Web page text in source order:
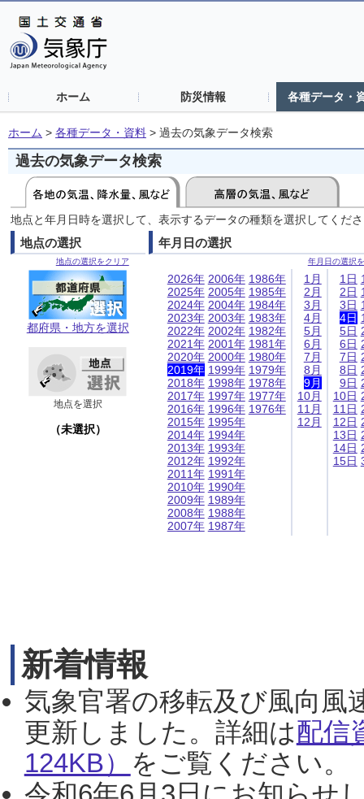
ホーム 防災情報 各種データ・
ホーム > 各種データ・資料 > 過去の気象データ検索
過去の気象データ検索
地点と年月日時を選択して、表示するデータの種類を選択してくだ
地点の選択
地点の選択をクリア
都府県・地方を選択
地点を選択
（未選択）
年月日の選択
年月日の選択
2026年
2025年
2024年
2023年
2022年
2021年
2020年
2019年
2018年
2017年
2016年
2015年
2014年
2013年
2012年
2011年
2010年
2009年
2008年
2007年
2006年
2005年
2004年
2003年
2002年
2001年
2000年
1999年
1998年
1997年
1996年
1995年
1994年
1993年
1992年
1991年
1990年
1989年
1988年
1987年
1986年
1985年
1984年
1983年
1982年
1981年
1980年
1979年
1978年
1977年
1976年
1月
2月
3月
4月
5月
6月
7月
8月
9月
10月
11月
12月
1日
2日
3日
4日
5日
6日
7日
8日
9日
10日
11日
12日
13日
14日
15日
新着情報
気象官署の移転及び風向風
更新しました。詳細は配信
124KB） をご覧ください。